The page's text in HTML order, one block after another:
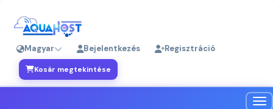
Magyar Bejelentkezés Regisztráció
Kosár megtekintése